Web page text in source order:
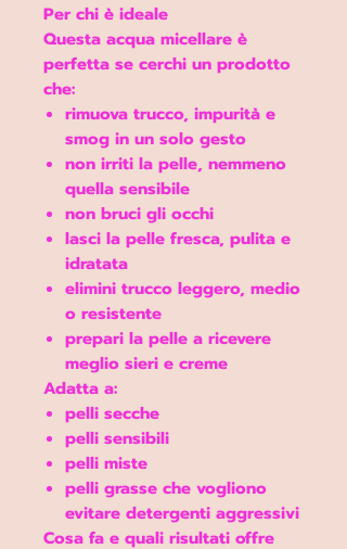
Per chi è ideale
Questa acqua micellare è
perfetta se cerchi un prodotto
che:
rimuova trucco, impurità e
smog in un solo gesto
non irriti la pelle, nemmeno
quella sensibile
non bruci gli occhi
lasci la pelle fresca, pulita e
idratata
elimini trucco leggero, medio
o resistente
prepari la pelle a ricevere
meglio sieri e creme
Adatta a:
pelli secche
pelli sensibili
pelli miste
pelli grasse che vogliono
evitare detergenti aggressivi
Cosa fa e quali risultati offre